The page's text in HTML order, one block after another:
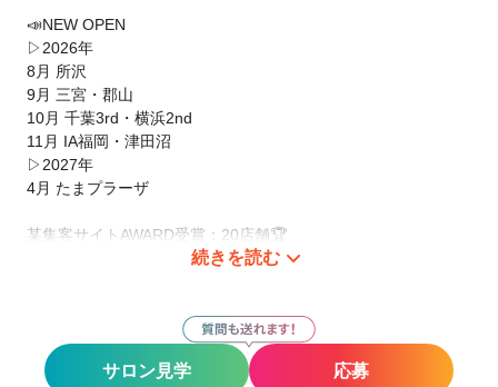
📣NEW OPEN
▷2026年
8月 所沢
9月 三宮・郡山
10月 千葉3rd・横浜2nd
11月 IA福岡・津田沼
▷2027年
4月 たまプラーザ
某集客サイトAWARD受賞：20店舗🏆
【GOLD Prize🥇/SILVER Prize🥈】を9年連続受賞★
【高収入×安定 が叶うサロン💎】
-急募店舗-
👉保障給《QJ限定》：50万円(3ヶ月)or 40万(6ヶ月) 支払
続きを読む
サロン見学 応募